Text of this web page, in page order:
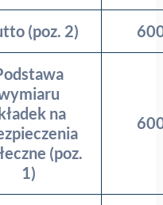
(poz. 2)
na
(poz.
1)